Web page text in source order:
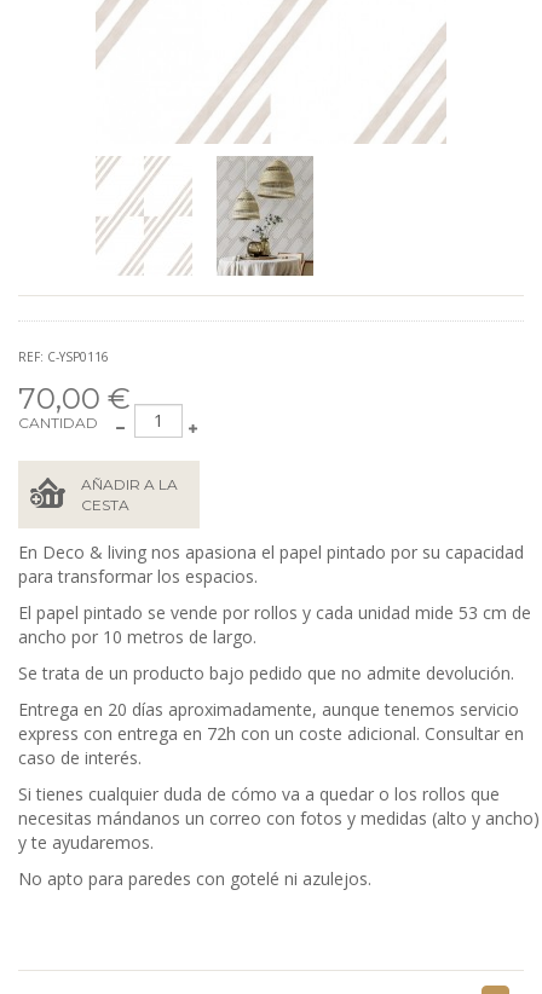
REF: C-YSP0116
70,00 €
CANTIDAD
AÑADIR A LA
CESTA
En Deco & living nos apasiona el papel pintado por su capacidad
para transformar los espacios.
El papel pintado se vende por rollos y cada unidad mide 53 cm de
ancho por 10 metros de largo.
Se trata de un producto bajo pedido que no admite devolución.
Entrega en 20 días aproximadamente, aunque tenemos servicio
express con entrega en 72h con un coste adicional. Consultar en
caso de interés.
Si tienes cualquier duda de cómo va a quedar o los rollos que
necesitas mándanos un correo con fotos y medidas (alto y ancho)
y te ayudaremos.
No apto para paredes con gotelé ni azulejos.